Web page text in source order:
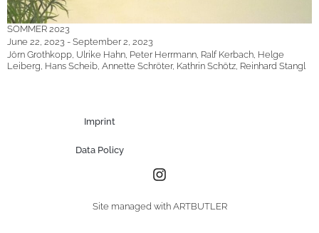
SOMMER 2023
June 22, 2023 - September 2, 2023
Jörn Grothkopp, Ulrike Hahn, Peter Herrmann, Ralf Kerbach, Helge
Leiberg, Hans Scheib, Annette Schröter, Kathrin Schötz, Reinhard Stangl
Imprint
Data Policy
Site managed with ARTBUTLER